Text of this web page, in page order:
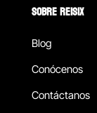
SOBRE REISIX
Blog
Conócenos
Contáctanos